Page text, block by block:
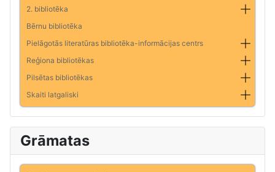
2. bibliotēka
Bērnu bibliotēka
Pielāgotās literatūras bibliotēka-informācijas centrs
Reģiona bibliotēkas
Pilsētas bibliotēkas
Skaiti latgaliski
Grāmatas